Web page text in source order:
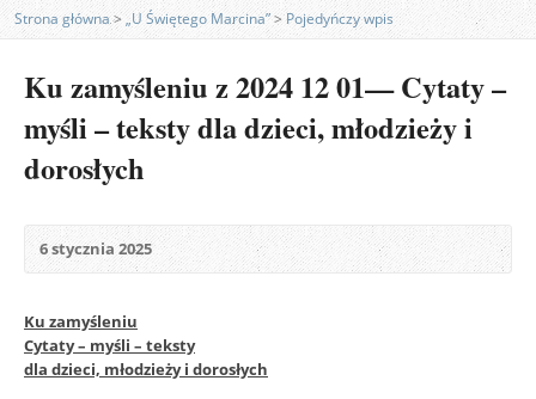
Strona główna> „U Świętego Marcina” >Pojedyńczy wpis
Ku zamyśleniu z 2024 12 01— Cytaty –
myśli – teksty dla dzieci, młodzieży i
dorosłych
6 stycznia 2025
Ku zamyśleniu
Cytaty – myśli – teksty
dla dzieci, młodzieży i dorosłych